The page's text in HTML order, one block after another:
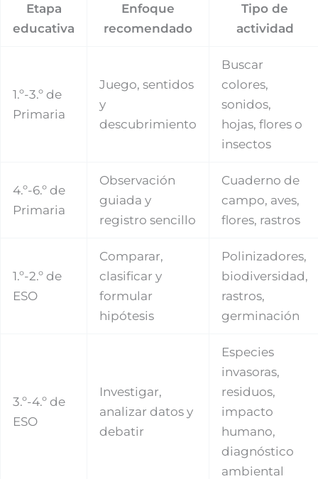
Etapa
educativa
Enfoque
recomendado
Tipo de
actividad
1.º-3.º de
Primaria
Juego, sentidos
y
descubrimiento
Buscar
colores,
sonidos,
hojas, flores o
insectos
4.º-6.º de
Primaria
Observación
guiada y
registro sencillo
Cuaderno de
campo, aves,
flores, rastros
1.º-2.º de
ESO
Comparar,
clasificar y
formular
hipótesis
Polinizadores,
biodiversidad,
rastros,
germinación
3.º-4.º de
ESO
Investigar,
analizar datos y
debatir
Especies
invasoras,
residuos,
impacto
humano,
diagnóstico
ambiental